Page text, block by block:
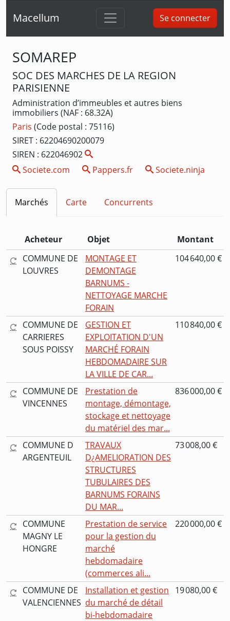
Macellum Se connecter
SOMAREP
SOC DES MARCHES DE LA REGION
PARISIENNE
Administration d’immeubles et autres biens
immobiliers (NAF : 68.32A)
Paris (Code postal : 75116)
SIRET : 62204690200079
SIREN : 622046902
Societe.com
Pappers.fr Societe.ninja
Marchés Carte Concurrents
Acheteur Objet
Montant
COMMUNE DE
LOUVRES
MONTAGE ET
DEMONTAGE
BARNUMS -
NETTOYAGE MARCHE
FORAIN
104 640,00 €
COMMUNE DE
CARRIERES
SOUS POISSY
GESTION ET
EXPLOITATION D'UN
MARCHÉ FORAIN
HEBDOMADAIRE SUR
LA VILLE DE CAR...
110 840,00 €
COMMUNE DE
VINCENNES
Prestation de
montage, démontage,
stockage et nettoyage
du matériel des mar...
836 000,00 €
COMMUNE D
ARGENTEUIL
TRAVAUX
D¿AMELIORATION DES
STRUCTURES
TUBULAIRES DES
BARNUMS FORAINS
DU MAR...
73 008,00 €
COMMUNE
MAGNY LE
HONGRE
Prestation de service
pour la gestion du
marché
hebdomadaire
(commerces ali...
220 000,00 €
COMMUNE DE
VALENCIENNES
Installation et gestion
du marché de détail
bi-hebdomadaire
19 080,00 €